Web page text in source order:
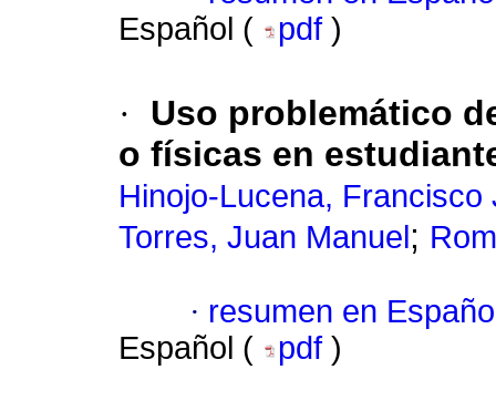
Español (
pdf )
·
Uso problemático
o físicas en
Hinojo-Lucena, Francisco
Torres, Juan Manuel ;
· resumen en
Español (
pdf )